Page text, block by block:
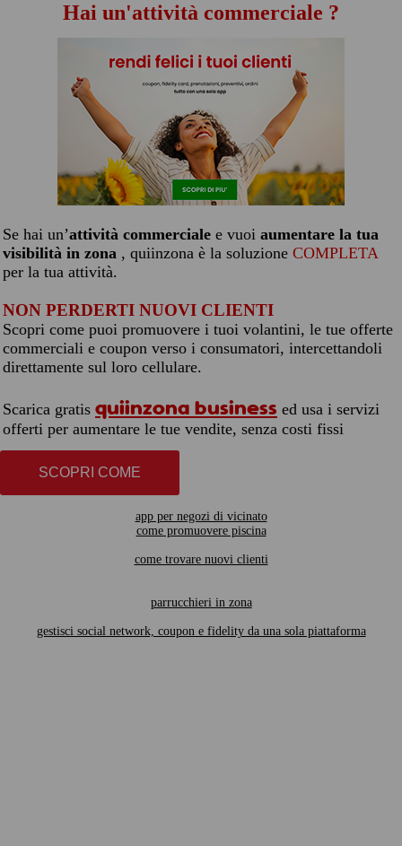
Hai un'attività commerciale ?
Se hai un’attività commerciale e vuoi aumentare la tua
visibilità in zona , quiinzona è la soluzione COMPLETA
per la tua attività.
NON PERDERTI NUOVI CLIENTI
Scopri come puoi promuovere i tuoi volantini, le tue offerte
commerciali e coupon verso i consumatori, intercettandoli
direttamente sul loro cellulare.
Scarica gratis quiinzona business ed usa i servizi
offerti per aumentare le tue vendite, senza costi fissi
SCOPRI COME
app per negozi di vicinato
come promuovere piscina
come trovare nuovi clienti
parrucchieri in zona
gestisci social network, coupon e fidelity da una sola piattaforma